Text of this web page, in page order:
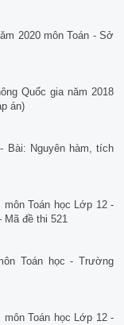
2020 môn Toán - Sở
Quốc gia năm 2018
án)
Bài: Nguyên hàm, tích
Toán học Lớp 12 -
Mã đề thi 521
Toán học - Trường
Toán học Lớp 12 -